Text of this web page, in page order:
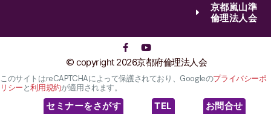
京都嵐山準
倫理法人会
copyright 2026京都府倫理法人会
このサイトはreCAPTCHAによって保護されており、Googleのプライバシーポ
リシーと利用規約が適用されます。
セミナーをさがす TEL お問合せ